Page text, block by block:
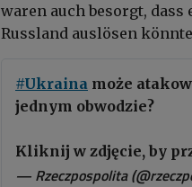
waren auch besorgt,
Russland auslösen
#Ukraina może
jednym obwodzie?
Kliknij w zdjęcie, by
— Rzeczpospolita